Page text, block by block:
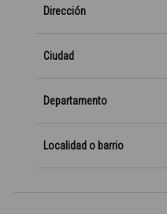
Dirección
Ciudad
Departamento
Localidad o barrio